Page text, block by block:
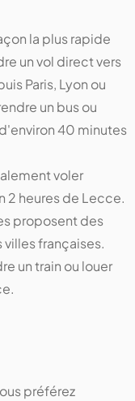
la plus rapide
un vol direct vers
Paris, Lyon ou
un bus ou
40 minutes
voler
2 heures de Lecce.
proposent des
françaises.
un train ou louer
préférez